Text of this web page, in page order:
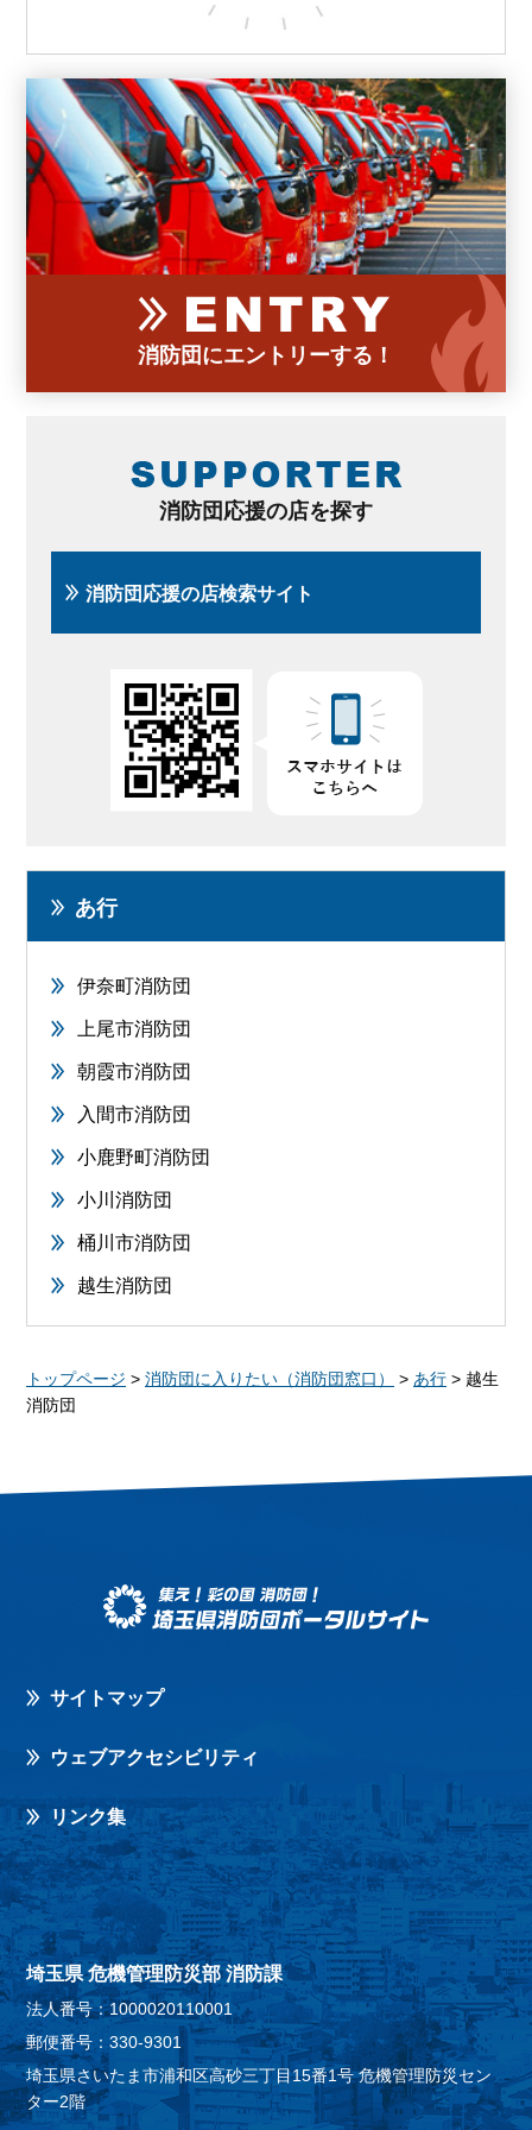
消防団にエントリーする！
消防団応援の店を探す
消防団応援の店検索サイト
あ行
伊奈町消防団
上尾市消防団
朝霞市消防団
入間市消防団
小鹿野町消防団
小川消防団
桶川市消防団
越生消防団
トップページ > 消防団に入りたい（消防団窓口） > あ行 > 越生
消防団
サイトマップ
ウェブアクセシビリティ
リンク集
埼玉県 危機管理防災部 消防課
法人番号：1000020110001
郵便番号：330-9301
埼玉県さいたま市浦和区高砂三丁目15番1号 危機管理防災セン
ター2階